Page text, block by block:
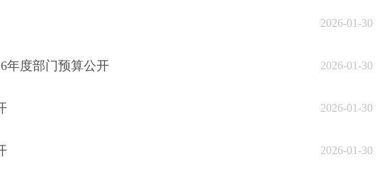
2026-01-30
年度部门预算公开 2026-01-30
2026-01-30
2026-01-30